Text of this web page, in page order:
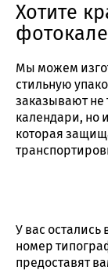
Хотите
Мы можем
стильную
заказывают не
календари, но
которая
У вас
номер
предоставят